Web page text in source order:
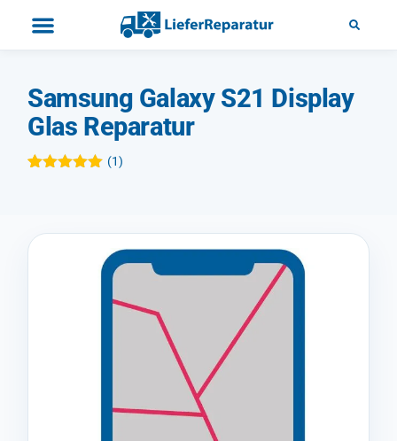
Samsung Galaxy S21 Display
Glas Reparatur
Kundenbewertung
(1)